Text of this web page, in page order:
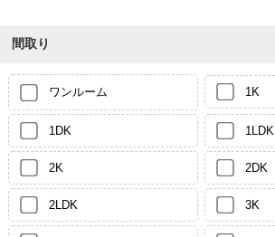
間取り
ワンルーム 1K
1DK 1LDK
2K 2DK
2LDK 3K